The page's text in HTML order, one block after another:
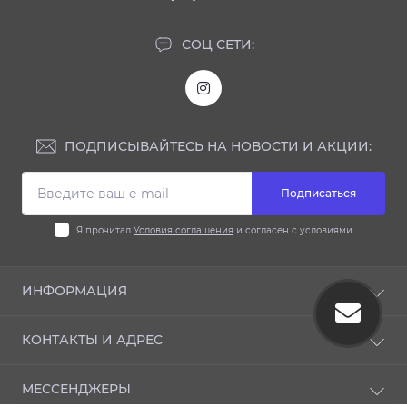
СОЦ СЕТИ:
ПОДПИСЫВАЙТЕСЬ НА НОВОСТИ И АКЦИИ:
Подписаться
Я прочитал Условия соглашения и согласен с условиями
ИНФОРМАЦИЯ
Отзывы
Политика конфиденциальности
КОНТАКТЫ И АДРЕС
МЕССЕНДЖЕРЫ